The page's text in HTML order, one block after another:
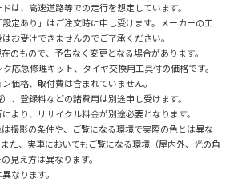
は、高速道路等での走行を想定しています。
定あり」はご注文時に申し受けます。メーカーの工
お受けできませんのでご了承ください。
のもので、予告なく変更となる場合があります。
応急修理キット、タイヤ交換用工具付の価格です。
価格、取付費は含まれていません。
、登録料などの諸費用は別途申し受けます。
より、リサイクル料金が別途必要となります。
撮影の条件や、ご覧になる環境で実際の色とは異な
た、実車においてもご覧になる環境（屋内外、光の角
見え方は異なります。
なります。